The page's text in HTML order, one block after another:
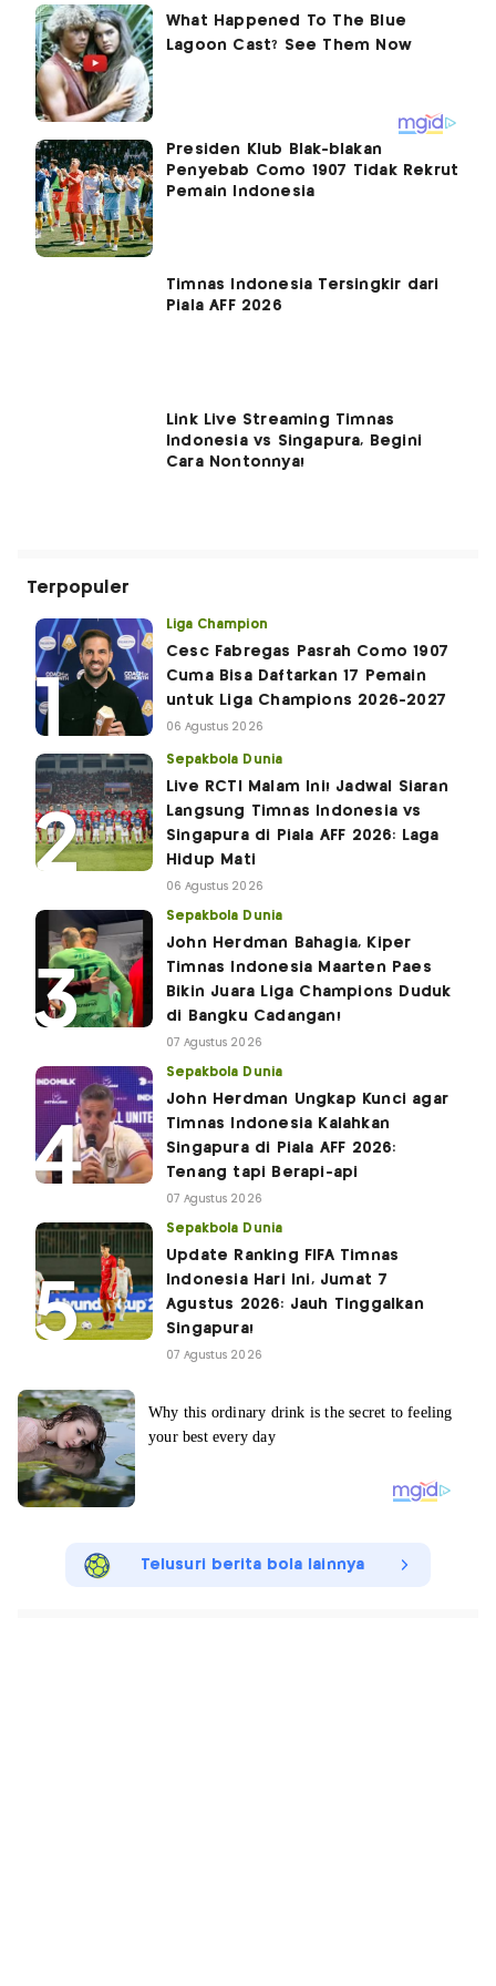
Presiden Klub Blak-blakan
Penyebab Como 1907 Tidak Rekrut
Pemain Indonesia
Timnas Indonesia Tersingkir dari
Piala AFF 2026
Link Live Streaming Timnas
Indonesia vs Singapura, Begini
Cara Nontonnya!
Terpopuler
Liga Champion
Cesc Fabregas Pasrah Como 1907
Cuma Bisa Daftarkan 17 Pemain
untuk Liga Champions 2026-2027
06 Agustus 2026
Sepakbola Dunia
Live RCTI Malam Ini! Jadwal Siaran
Langsung Timnas Indonesia vs
Singapura di Piala AFF 2026: Laga
Hidup Mati
06 Agustus 2026
Sepakbola Dunia
John Herdman Bahagia, Kiper
Timnas Indonesia Maarten Paes
Bikin Juara Liga Champions Duduk
di Bangku Cadangan!
07 Agustus 2026
Sepakbola Dunia
John Herdman Ungkap Kunci agar
Timnas Indonesia Kalahkan
Singapura di Piala AFF 2026:
Tenang tapi Berapi-api
07 Agustus 2026
Sepakbola Dunia
Update Ranking FIFA Timnas
Indonesia Hari Ini, Jumat 7
Agustus 2026: Jauh Tinggalkan
Singapura!
07 Agustus 2026
Telusuri berita bola lainnya